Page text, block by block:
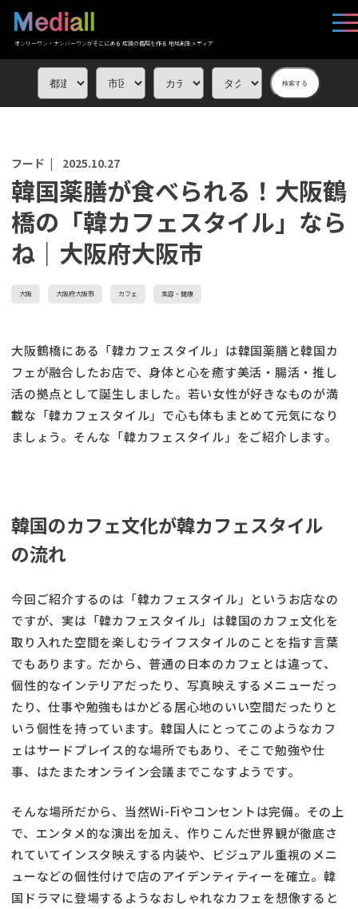
オンリーワン・ナンバーワンがそこにある 応援の循環を作る 地域創生メディア
検索する
フード | 2025.10.27
韓国薬膳が食べられる！大阪鶴
橋の「韓カフェスタイル」なら
ね｜大阪府大阪市
大阪 大阪府大阪市 カフェ 美容・健康
大阪鶴橋にある「韓カフェスタイル」は韓国薬膳と韓国カ
フェが融合したお店で、身体と心を癒す美活・腸活・推し
活の拠点として誕生しました。若い女性が好きなものが満
載な「韓カフェスタイル」で心も体もまとめて元気になり
ましょう。そんな「韓カフェスタイル」をご紹介します。
韓国のカフェ文化が韓カフェスタイル
の流れ
今回ご紹介するのは「韓カフェスタイル」というお店なの
ですが、実は「韓カフェスタイル」は韓国のカフェ文化を
取り入れた空間を楽しむライフスタイルのことを指す言葉
でもあります。だから、普通の日本のカフェとは違って、
個性的なインテリアだったり、写真映えするメニューだっ
たり、仕事や勉強もはかどる居心地のいい空間だったりと
いう個性を持っています。韓国人にとってこのようなカフ
ェはサードプレイス的な場所でもあり、そこで勉強や仕
事、はたまたオンライン会議までこなすようです。
そんな場所だから、当然Wi-Fiやコンセントは完備。その上
で、エンタメ的な演出を加え、作りこんだ世界観が徹底さ
れていてインスタ映えする内装や、ビジュアル重視のメニ
ューなどの個性付けで店のアイデンティティーを確立。韓
国ドラマに登場するようなおしゃれなカフェを想像すると